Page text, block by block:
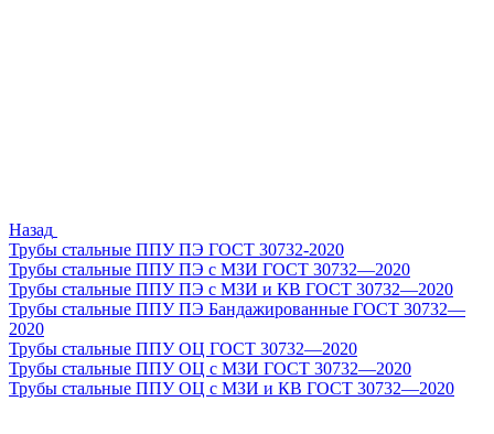
Назад
Трубы стальные ППУ ПЭ ГОСТ 30732-2020
Трубы стальные ППУ ПЭ с МЗИ ГОСТ 30732—2020
Трубы стальные ППУ ПЭ с МЗИ и КВ ГОСТ 30732—2020
Трубы стальные ППУ ПЭ Бандажированные ГОСТ 30732—
2020
Трубы стальные ППУ ОЦ ГОСТ 30732—2020
Трубы стальные ППУ ОЦ с МЗИ ГОСТ 30732—2020
Трубы стальные ППУ ОЦ с МЗИ и КВ ГОСТ 30732—2020